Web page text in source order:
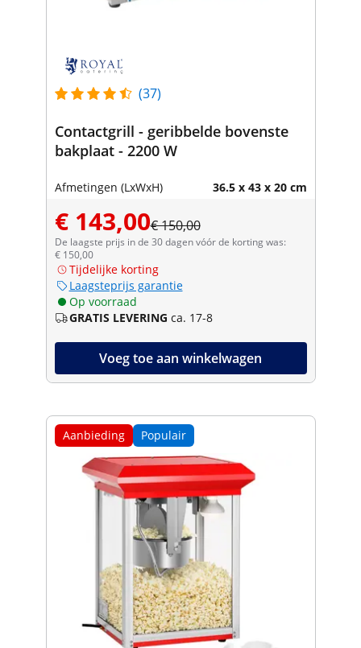
(37)
Contactgrill - geribbelde bovenste
bakplaat - 2200 W
Afmetingen (LxWxH) 36.5 x 43 x 20 cm
€ 143,00€ 150,00
De laagste prijs in de 30 dagen vóór de korting was:
€ 150,00
Tijdelijke korting
Laagsteprijs garantie
Op voorraad
GRATIS LEVERING ca. 17-8
Voeg toe aan winkelwagen
Aanbieding Populair